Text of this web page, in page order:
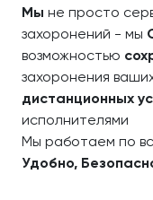
Мы не просто
захоронений - мы
возможностью
захоронения
дистанционных
исполнителями
Мы работаем по
Удобно,